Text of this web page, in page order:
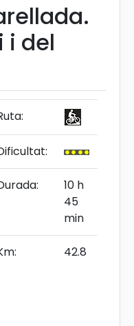
i del
10 h
45
min
42.8